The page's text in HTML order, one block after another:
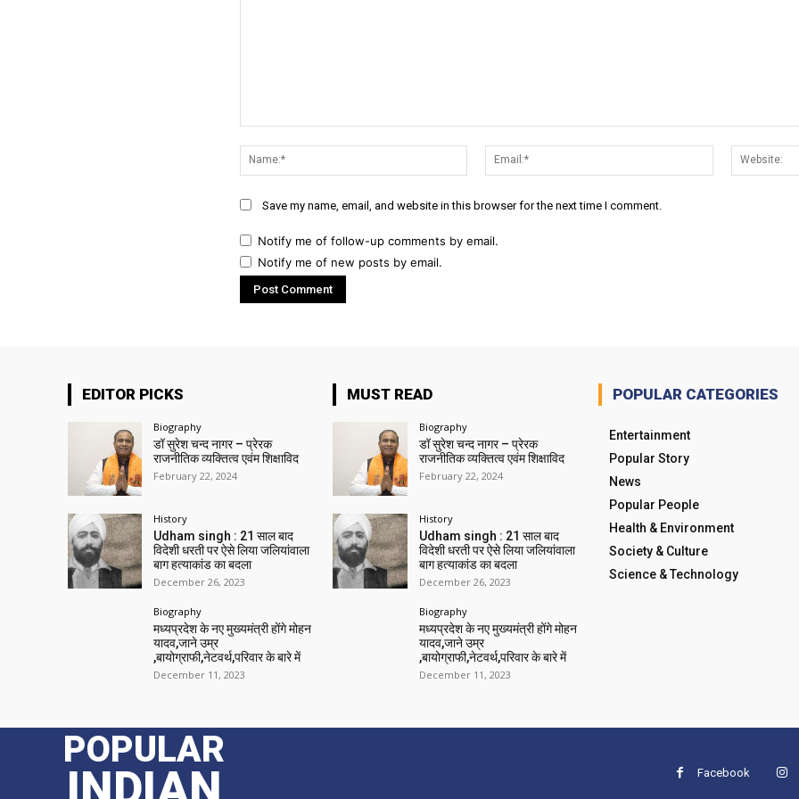
Name:*
Email:*
Save my name, email, and website in this browser for the next time I comment.
Notify me of follow-up comments by email.
Notify me of new posts by email.
EDITOR PICKS
Biography
डॉ सुरेश चन्द नागर – प्रेरक
राजनीतिक व्यक्तित्व एवंम शिक्षाविद
February 22, 2024
History
Udham singh : 21 साल बाद
विदेशी धरती पर ऐसे लिया जलियांवाला
बाग हत्याकांड का बदला
December 26, 2023
Biography
मध्यप्रदेश के नए मुख्यमंत्री होंगे मोहन
यादव,जाने उम्र
,बायोग्राफी,नेटवर्थ,परिवार के बारे में
December 11, 2023
MUST READ
Biography
डॉ सुरेश चन्द नागर – प्रेरक
राजनीतिक व्यक्तित्व एवंम शिक्षाविद
February 22, 2024
History
Udham singh : 21 साल बाद
विदेशी धरती पर ऐसे लिया जलियांवाला
बाग हत्याकांड का बदला
December 26, 2023
Biography
मध्यप्रदेश के नए मुख्यमंत्री होंगे मोहन
यादव,जाने उम्र
,बायोग्राफी,नेटवर्थ,परिवार के बारे में
December 11, 2023
POPULAR CATEGORIES
Entertainment
Popular Story
News
Popular People
Health & Environment
Society & Culture
Science & Technology
POPULAR
Facebook